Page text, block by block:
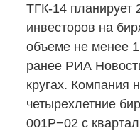
ТГК-14 планирует
инвесторов на
объеме не менее
ранее РИА
кругах. Компания
четырехлетние
001Р−02 с